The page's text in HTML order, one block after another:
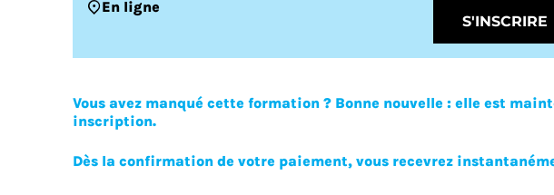
En ligne
S'INSCRIRE
Vous avez manqué cette formation ? Bonne nouvelle : elle est
inscription.
Dès la confirmation de votre paiement, vous recevrez